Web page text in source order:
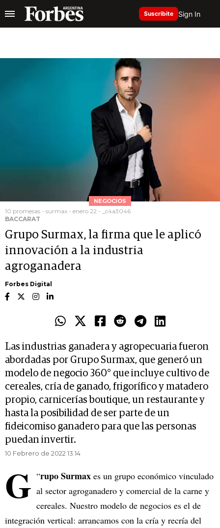
Suscribite Sign In
NEGOCIOS
10 promesas - surmax - enero 22 - _c4a3046
BACCARAT
Grupo Surmax, la firma que le aplicó
innovación a la industria
agroganadera
Forbes Digital
Las industrias ganadera y agropecuaria fueron
abordadas por Grupo Surmax, que generó un
modelo de negocio 360° que incluye cultivo de
cereales, cría de ganado, frigorífico y matadero
propio, carnicerías boutique, un restaurante y
hasta la posibilidad de ser parte de un
fideicomiso ganadero para que las personas
puedan invertir.
10 Febrero de 2022 13.14
“
G rupo Surmax es un grupo económico vinculado
al sector agroganadero y comercial de la carne y
cereales. Nuestro modelo de negocios es el de
integración vertical: arrancamos con la cría y recría del